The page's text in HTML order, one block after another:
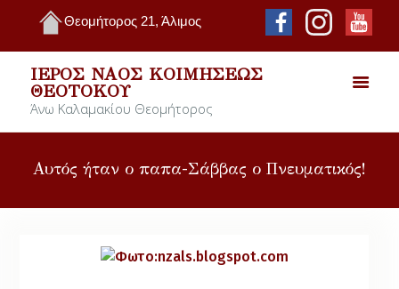
Θεομήτορος 21, Άλιμος
ΙΕΡΌΣ ΝΑΌΣ ΚΟΙΜΉΣΕΩΣ
ΘΕΟΤΌΚΟΥ
Άνω Καλαμακίου Θεομήτορος
Αυτός ήταν ο παπα-Σάββας ο Πνευματικός!